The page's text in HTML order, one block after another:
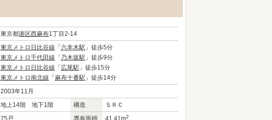
東京都港区西麻布1丁目2-14
東京メトロ日比谷線 「 六本木駅 」徒歩5分
東京メトロ千代田線 「 乃木坂駅 」徒歩9分
東京メトロ日比谷線 「 広尾駅 」徒歩15分
東京メトロ南北線 「 麻布十番駅 」徒歩14分
2003年11月
地上14階 地下1階 構造
ＳＲＣ
75戸 専有面積 41.41m2